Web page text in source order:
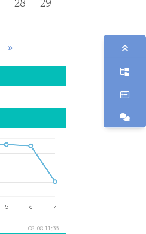
»
08-08 11:36